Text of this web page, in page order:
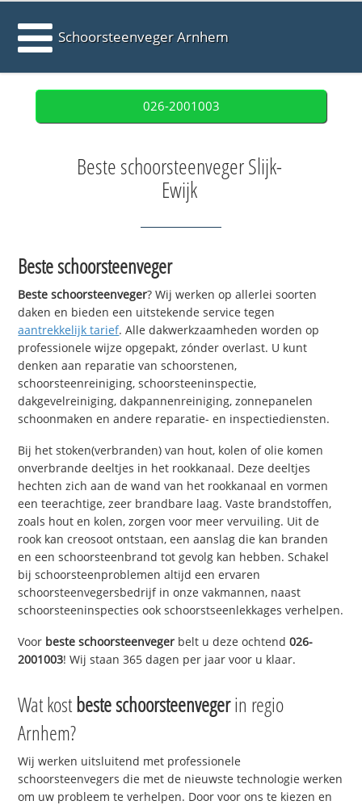
Schoorsteenveger Arnhem
026-2001003
Beste schoorsteenveger Slijk-
Ewijk
Beste schoorsteenveger
Beste schoorsteenveger? Wij werken op allerlei soorten
daken en bieden een uitstekende service tegen
aantrekkelijk tarief. Alle dakwerkzaamheden worden op
professionele wijze opgepakt, zónder overlast. U kunt
denken aan reparatie van schoorstenen,
schoorsteenreiniging, schoorsteeninspectie,
dakgevelreiniging, dakpannenreiniging, zonnepanelen
schoonmaken en andere reparatie- en inspectiediensten.
Bij het stoken(verbranden) van hout, kolen of olie komen
onverbrande deeltjes in het rookkanaal. Deze deeltjes
hechten zich aan de wand van het rookkanaal en vormen
een teerachtige, zeer brandbare laag. Vaste brandstoffen,
zoals hout en kolen, zorgen voor meer vervuiling. Uit de
rook kan creosoot ontstaan, een aanslag die kan branden
en een schoorsteenbrand tot gevolg kan hebben. Schakel
bij schoorsteenproblemen altijd een ervaren
schoorsteenvegersbedrijf in onze vakmannen, naast
schoorsteeninspecties ook schoorstseenlekkages verhelpen.
Voor beste schoorsteenveger belt u deze ochtend026-
2001003! Wij staan 365 dagen per jaar voor u klaar.
Wat kostbeste schoorsteenvegerin regio
Arnhem?
Wij werken uitsluitend met professionele
schoorsteenvegers die met de nieuwste technologie werken
om uw probleem te verhelpen. Door voor ons te kiezen en